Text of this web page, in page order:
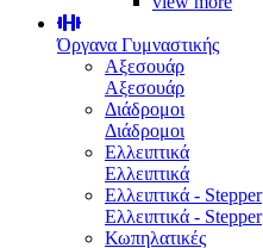
Όργανα Γυμναστικής
Αξεσουάρ
Αξεσουάρ
Διάδρομοι
Διάδρομοι
Ελλειπτικά
Ελλειπτικά
Ελλειπτικά - Stepper
Ελλειπτικά - Stepper
Κωπηλατικές